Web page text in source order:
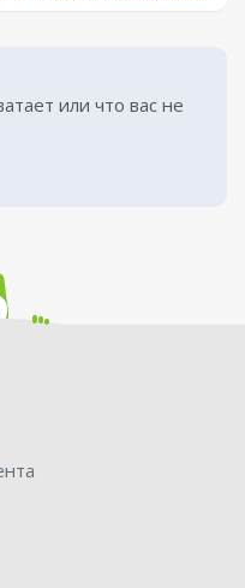
или что вас не